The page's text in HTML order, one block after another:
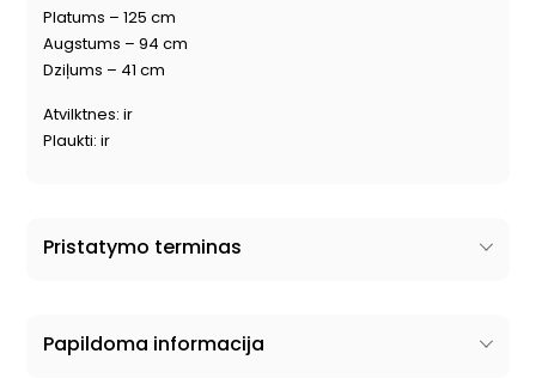
Platums – 125 cm
Augstums – 94 cm
Dziļums – 41 cm
Atvilktnes: ir
Plaukti: ir
Pristatymo terminas
Papildoma informacija